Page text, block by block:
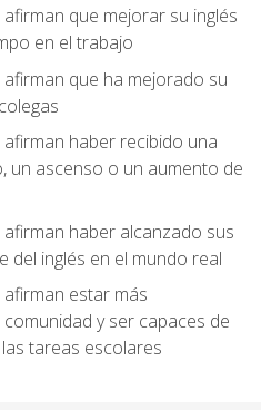
que mejorar su inglés
en el trabajo
que ha mejorado su
haber recibido una
un ascenso o un aumento de
haber alcanzado sus
del inglés en el mundo real
estar más
y ser capaces de
tareas escolares